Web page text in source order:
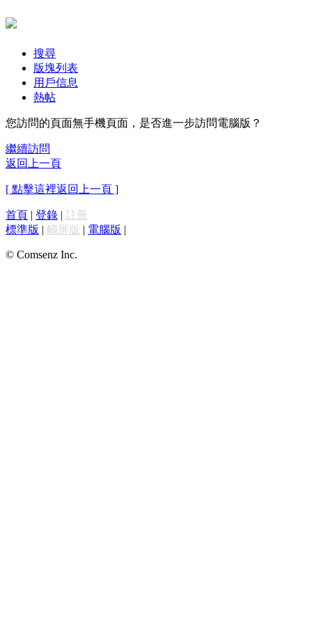
搜尋
版塊列表
用戶信息
熱帖
您訪問的頁面無手機頁面，是否進一步訪問電腦版？
繼續訪問
返回上一頁
[ 點擊這裡返回上一頁 ]
首頁 | 登錄 | 註冊
標準版 | 觸屏版 | 電腦版 |
© Comsenz Inc.